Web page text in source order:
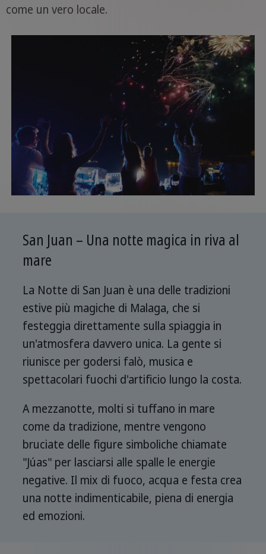
come un vero locale.
San Juan – Una notte magica in riva al
mare
La Notte di San Juan è una delle tradizioni
estive più magiche di Malaga, che si
festeggia direttamente sulla spiaggia in
un'atmosfera davvero unica. La gente si
riunisce per godersi falò, musica e
spettacolari fuochi d'artificio lungo la costa.
A mezzanotte, molti si tuffano in mare
come da tradizione, mentre vengono
bruciate delle figure simboliche chiamate
"Júas" per lasciarsi alle spalle le energie
negative. Il mix di fuoco, acqua e festa crea
una notte indimenticabile, piena di energia
ed emozioni.